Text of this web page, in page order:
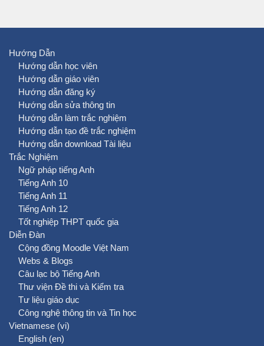
Hướng Dẫn
Hướng dẫn học viên
Hướng dẫn giáo viên
Hướng dẫn đăng ký
Hướng dẫn sửa thông tin
Hướng dẫn làm trắc nghiệm
Hướng dẫn tạo đề trắc nghiệm
Hướng dẫn download Tài liệu
Trắc Nghiệm
Ngữ pháp tiếng Anh
Tiếng Anh 10
Tiếng Anh 11
Tiếng Anh 12
Tốt nghiệp THPT quốc gia
Diễn Đàn
Cộng đồng Moodle Việt Nam
Webs & Blogs
Câu lạc bộ Tiếng Anh
Thư viện Đề thi và Kiểm tra
Tư liệu giáo dục
Công nghệ thông tin và Tin học
Vietnamese ‎(vi)‎
English ‎(en)‎